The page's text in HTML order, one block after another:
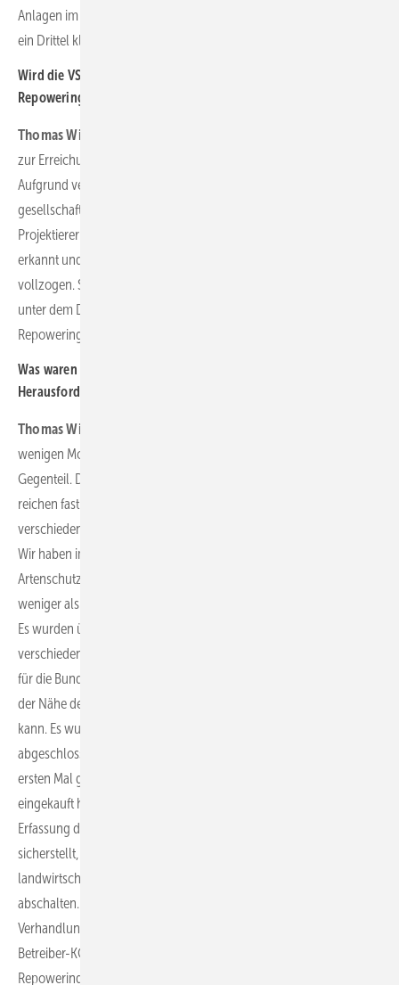
Anlagen im Windpark signifikant, das Windparkareal wird um rund
ein Drittel kleiner.
Wird die VSB Gruppe demnach in Zukunft verstärkt auf
Repowering-Projekte setzen?
Thomas Winkler:
zur Erreichung der deutschen und europäischen Klimaziele.
Aufgrund verbesserter Wirtschaftlichkeit und hoher
gesellschaftlicher Akzeptanz sind Repowering-Vorhaben für uns als
Projektierer sehr attraktiv. Dieses Potenzial hat VSB frühzeitig
erkannt und die entsprechenden strategischen Weichenstellungen
vollzogen. Schließlich findet dieses Leuchtturmprojekt nicht zufällig
unter dem Dach der VSB statt. Natürlich haben wir auch viele andere
Repowering-Projekte in der Pipeline.
Was waren und sind beim Elster-Repowering die größten
Herausforderungen – und auch die Besonderheiten?
Thomas Winkler:
wenigen Monaten über die Bühne bekommen kann. Ganz im
Gegenteil. Die ersten Ideen für das Repowering-Projekt Elster
reichen fast zehn Jahre zurück. Über 200 Verträge mit rund 110
verschiedenen Eigentümern mussten neu abgeschlossen werden.
Wir haben im Rahmen der bauvorbereitenden
Artenschutzmaßnahmen für den Rückbau der Altanlagen nicht
weniger als 1.200 Zauneidechsen in eine neue Heimat umgesiedelt.
Es wurden über 2000 externe „Experten-Stunden“ für Erfassungen
verschiedener Arten aufgewendet. Wir werden eine Fernsteuerung
für die Bundeswehr realisieren, damit diese bei Manöverübungen in
der Nähe des Windparks die Anlagen vorübergehend abschalten
kann. Es wurden Lieferverträge mit Siemens Gamesa und Max Bögl
abgeschlossen, sodass wir Windenergieanlagen und Türme zum
ersten Mal getrennt voneinander direkt bei den Herstellern
eingekauft haben. Wir werden ein automatisiertes System zur
Erfassung der Landmaschinen entwickeln und implementieren, das
sicherstellt, dass die Windenergieanlagen während verschiedener
landwirtschaftlicher Arbeiten auf den Windparkflächen automatisiert
abschalten. Und wir haben in einem dreijährigen
Verhandlungsprozess mit rund 300 Altkommanditisten von drei
Betreiber-KGs, die zwischendurch immer wieder ihr eigenes
Repowering-Projekt umsetzen wollten, das Eigentum an den 50